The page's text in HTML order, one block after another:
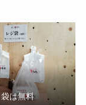
袋は無料